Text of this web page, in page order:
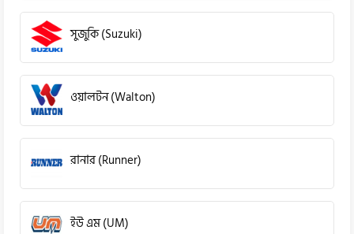
সুজুকি (Suzuki)
ওয়ালটন (Walton)
রানার (Runner)
ইউ এম (UM)